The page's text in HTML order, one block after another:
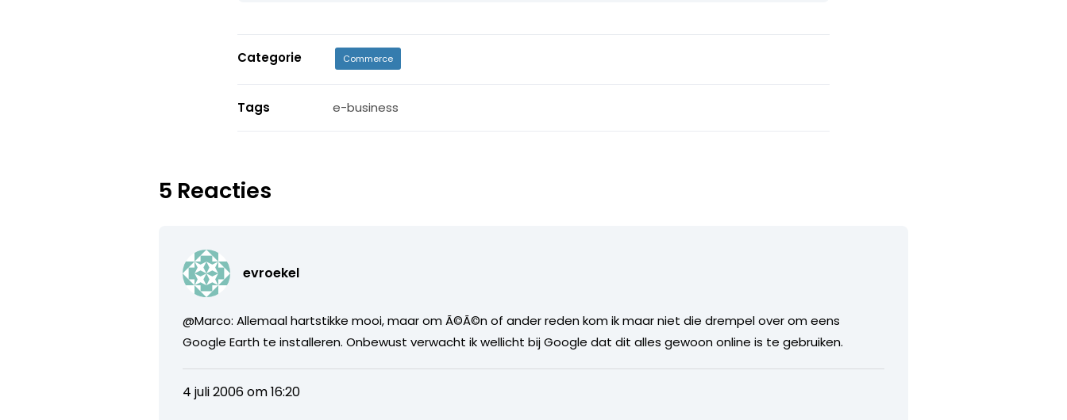
Categorie Commerce
Tags e-business
5 Reacties
evroekel
@Marco: Allemaal hartstikke mooi, maar om Ã©Ã©n of ander reden kom ik maar niet die drempel over om eens
Google Earth te installeren. Onbewust verwacht ik wellicht bij Google dat dit alles gewoon online is te gebruiken.
4 juli 2006 om 16:20